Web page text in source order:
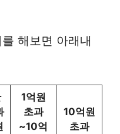
해보면 아래내
1억원
초과
~10억
10억원
초과